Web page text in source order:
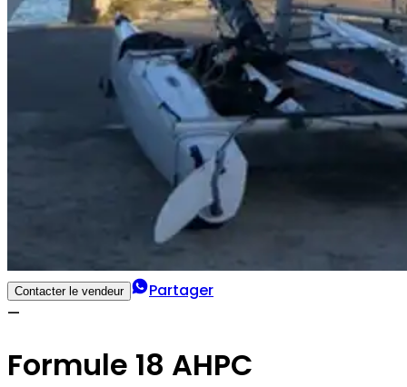
Contacter le vendeur
Partager
—
Formule 18 AHPC